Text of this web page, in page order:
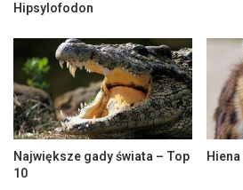
Hipsylofodon
Największe gady świata – Top
10